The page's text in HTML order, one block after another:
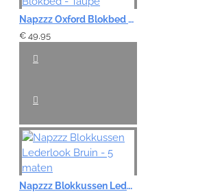
Note:HTML-code wordt niet vertaald!
Waardering:
Napzzz Oxford Blokbed - Taupe
€ 49,95
Napzzz Blokkussen Lederlook Bruin - 5 maten